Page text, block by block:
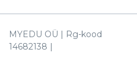
MYEDU OÜ | Rg-kood
14682138 |